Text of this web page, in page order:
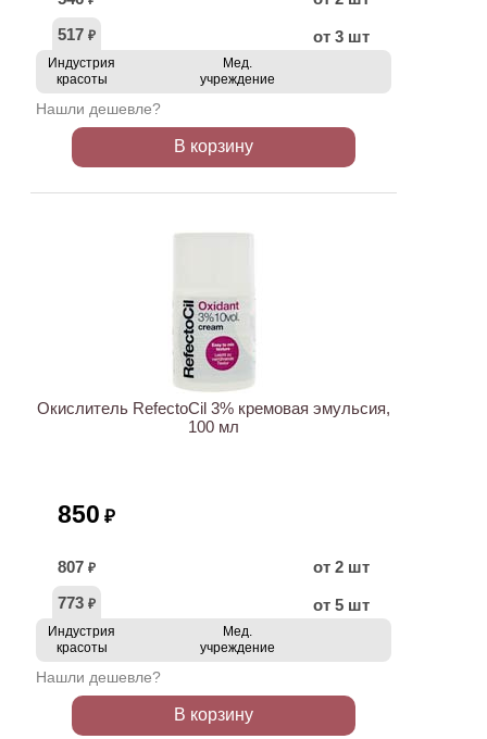
517 ₽ от 3 шт
Индустрия
красоты
Мед.
учреждение
Нашли дешевле?
В корзину
Окислитель RefectoCil 3% кремовая эмульсия,
100 мл
850 ₽
807 ₽
от 2 шт
773 ₽ от 5 шт
Индустрия
красоты
Мед.
учреждение
Нашли дешевле?
В корзину